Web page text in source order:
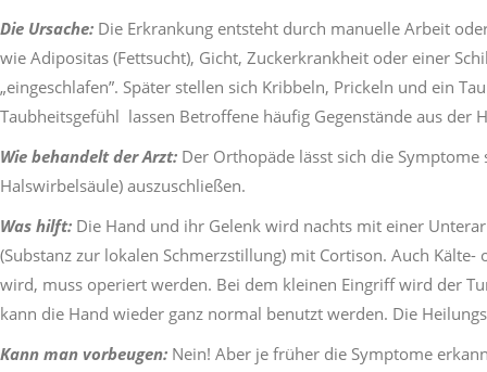
Die Ursache: Die Erkrankung entsteht durch manuelle Arbeit
wie Adipositas (Fettsucht), Gicht, Zuckerkrankheit oder einer
„eingeschlafen”. Später stellen sich Kribbeln, Prickeln und ein
Taubheitsgefühl lassen Betroffene häufig Gegenstände aus der
Wie behandelt der Arzt: Der Orthopäde lässt sich die
Halswirbelsäule) auszuschließen.
Was hilft: Die Hand und ihr Gelenk wird nachts mit einer
(Substanz zur lokalen Schmerzstillung) mit Cortison. Auch
wird, muss operiert werden. Bei dem kleinen Eingriff wird der
kann die Hand wieder ganz normal benutzt werden. Die
Kann man vorbeugen: Nein! Aber je früher die Symptome